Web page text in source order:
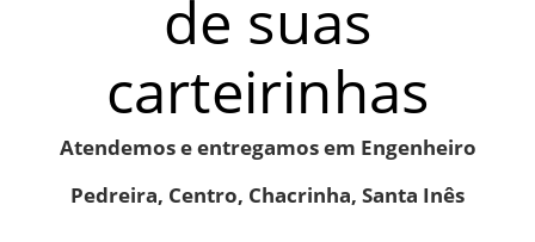
de suas
carteirinhas
Atendemos e entregamos em Engenheiro
Pedreira, Centro, Chacrinha, Santa Inês